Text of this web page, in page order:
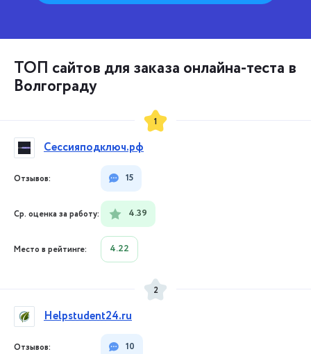
ТОП сайтов для заказа онлайна-теста в
Волгограду
1
Сессияподключ.рф
15
4.39
4.22
2
Helpstudent24.ru
10